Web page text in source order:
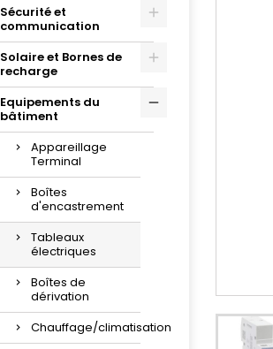
Sécurité et
communication
Solaire et Bornes de
recharge
Equipements du
bâtiment
Appareillage
Terminal
Boîtes
d'encastrement
Tableaux
électriques
Boîtes de
dérivation
Chauffage/climatisation